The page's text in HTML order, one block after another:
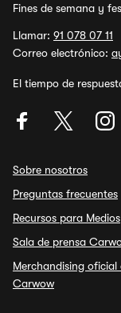
Fines de semana y
Llamar: 91 078 07 11
Correo electrónico:
El tiempo de
Sobre nosotros
Preguntas frecuentes
Recursos para Medios
Sala de prensa
Merchandising oficial
Carwow